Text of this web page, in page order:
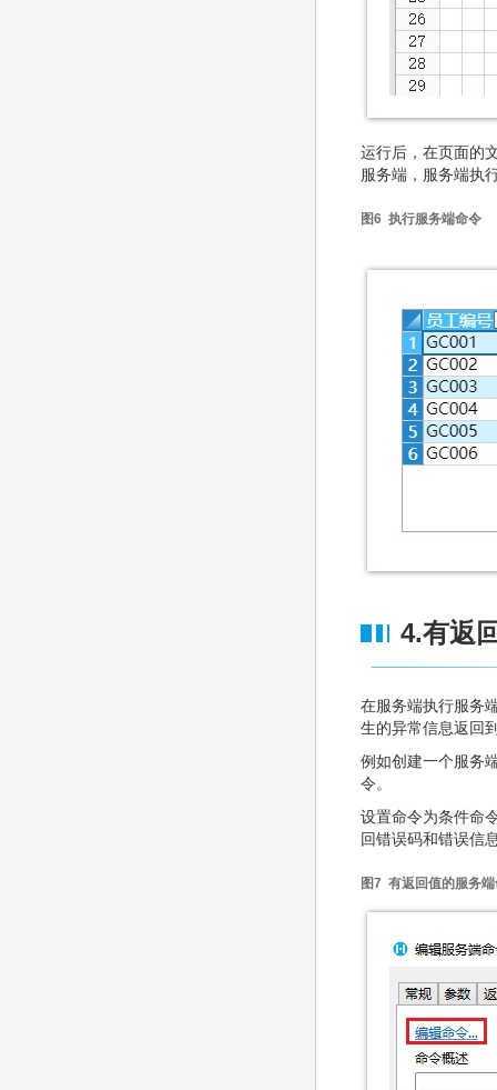
运行后，在页面的
服务端，服务端执
图6 执行服务端命令
4.有返
在服务端执行服务
生的异常信息返回
例如创建一个服务
令。
设置命令为条件命
回错误码和错误信
图7 有返回值的服务